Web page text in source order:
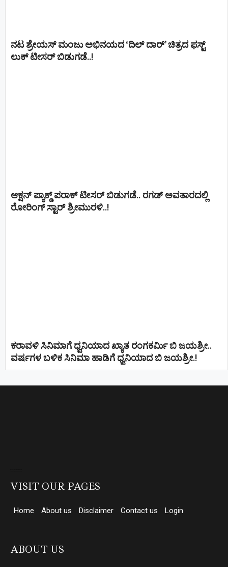
ನಟ ಶ್ರೇಯಸ್ ಮಂಜು ಅಭಿನಯದ ‘ದಿಲ್ ದಾರ್’ ಚಿತ್ರದ ಫಸ್ಟ್
ಲುಕ್ ಟೀಸರ್ ಬಿಡುಗಡೆ..!
ಆಕ್ಷನ್ ಪ್ಯಾಕ್ಡ್ ಪರಾಕ್ ಟೀಸರ್ ಬಿಡುಗಡೆ.. ರಗಡ್ ಅವತಾರದಲ್ಲಿ
ರೋರಿಂಗ್ ಸ್ಟಾರ್ ಶ್ರೀಮುರಳಿ..!
ಕರಾವಳಿ ಸಿನಿಮಾಗೆ ಧ್ವನಿಯಾದ ಖ್ಯಾತ ರಂಗಕರ್ಮಿ ಬಿ ಜಯಶ್ರೀ..
ವರ್ಷಗಳ ಬಳಿಕ ಸಿನಿಮಾ ಹಾಡಿಗೆ ಧ್ವನಿಯಾದ ಬಿ ಜಯಶ್ರೀ.!
VISIT OUR PAGES
Home About us Disclaimer Contact us Login
ABOUT US